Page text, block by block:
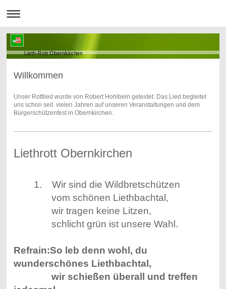
Lieth-Rott Obernkirchen
Willkommen
Unser Rottlied wurde von Robert Hohlbein getextet. Das Lied begleitet
uns schon seit vielen Jahren auf unseren Veranstaltungen und dem
Bürgerschützenfest in Obernkirchen.
Liethrott Obernkirchen
1. Wir sind die Wildbretschützen
vom schönen Liethbachtal,
wir tragen keine Litzen,
schlicht grün ist unsere Wahl.
Refrain:So leb denn wohl, du
wunderschönes Liethbachtal,
wir schießen überall und treffen